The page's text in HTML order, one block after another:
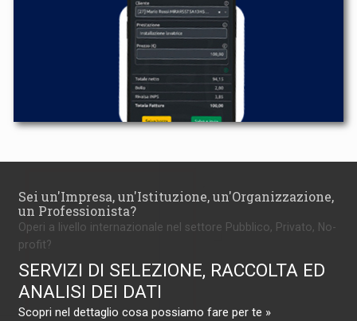
Sei un'Impresa, un'Istituzione, un'Organizzazione,
un Professionista?
Operi a livello internazionale nel settore Pubblico, Privato, No-
profit?
SERVIZI DI SELEZIONE, RACCOLTA ED
ANALISI DEI DATI
Scopri nel dettaglio cosa possiamo fare per te »